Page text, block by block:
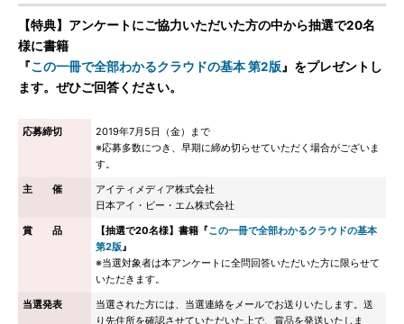
【特典】アンケートにご協力いただいた方の中から抽選で20名
様に書籍
『この一冊で全部わかるクラウドの基本 第2版 』をプレゼントし
ます。ぜひご回答ください。
応募締切
2019年7月5日（金）まで
※応募多数につき、早期に締め切らせていただく場合がございま
す。
主 催
アイティメディア株式会社
日本アイ・ビー・エム株式会社
賞 品
【抽選で20名様】書籍『この一冊で全部わかるクラウドの基本
第2版』
※当選対象者は本アンケートに全問回答いただいた方に限らせて
いただきます。
当選発表
当選された方には、当選連絡をメールでお送りいたします。送
り先住所を確認させていただいた上で、賞品を発送いたしま